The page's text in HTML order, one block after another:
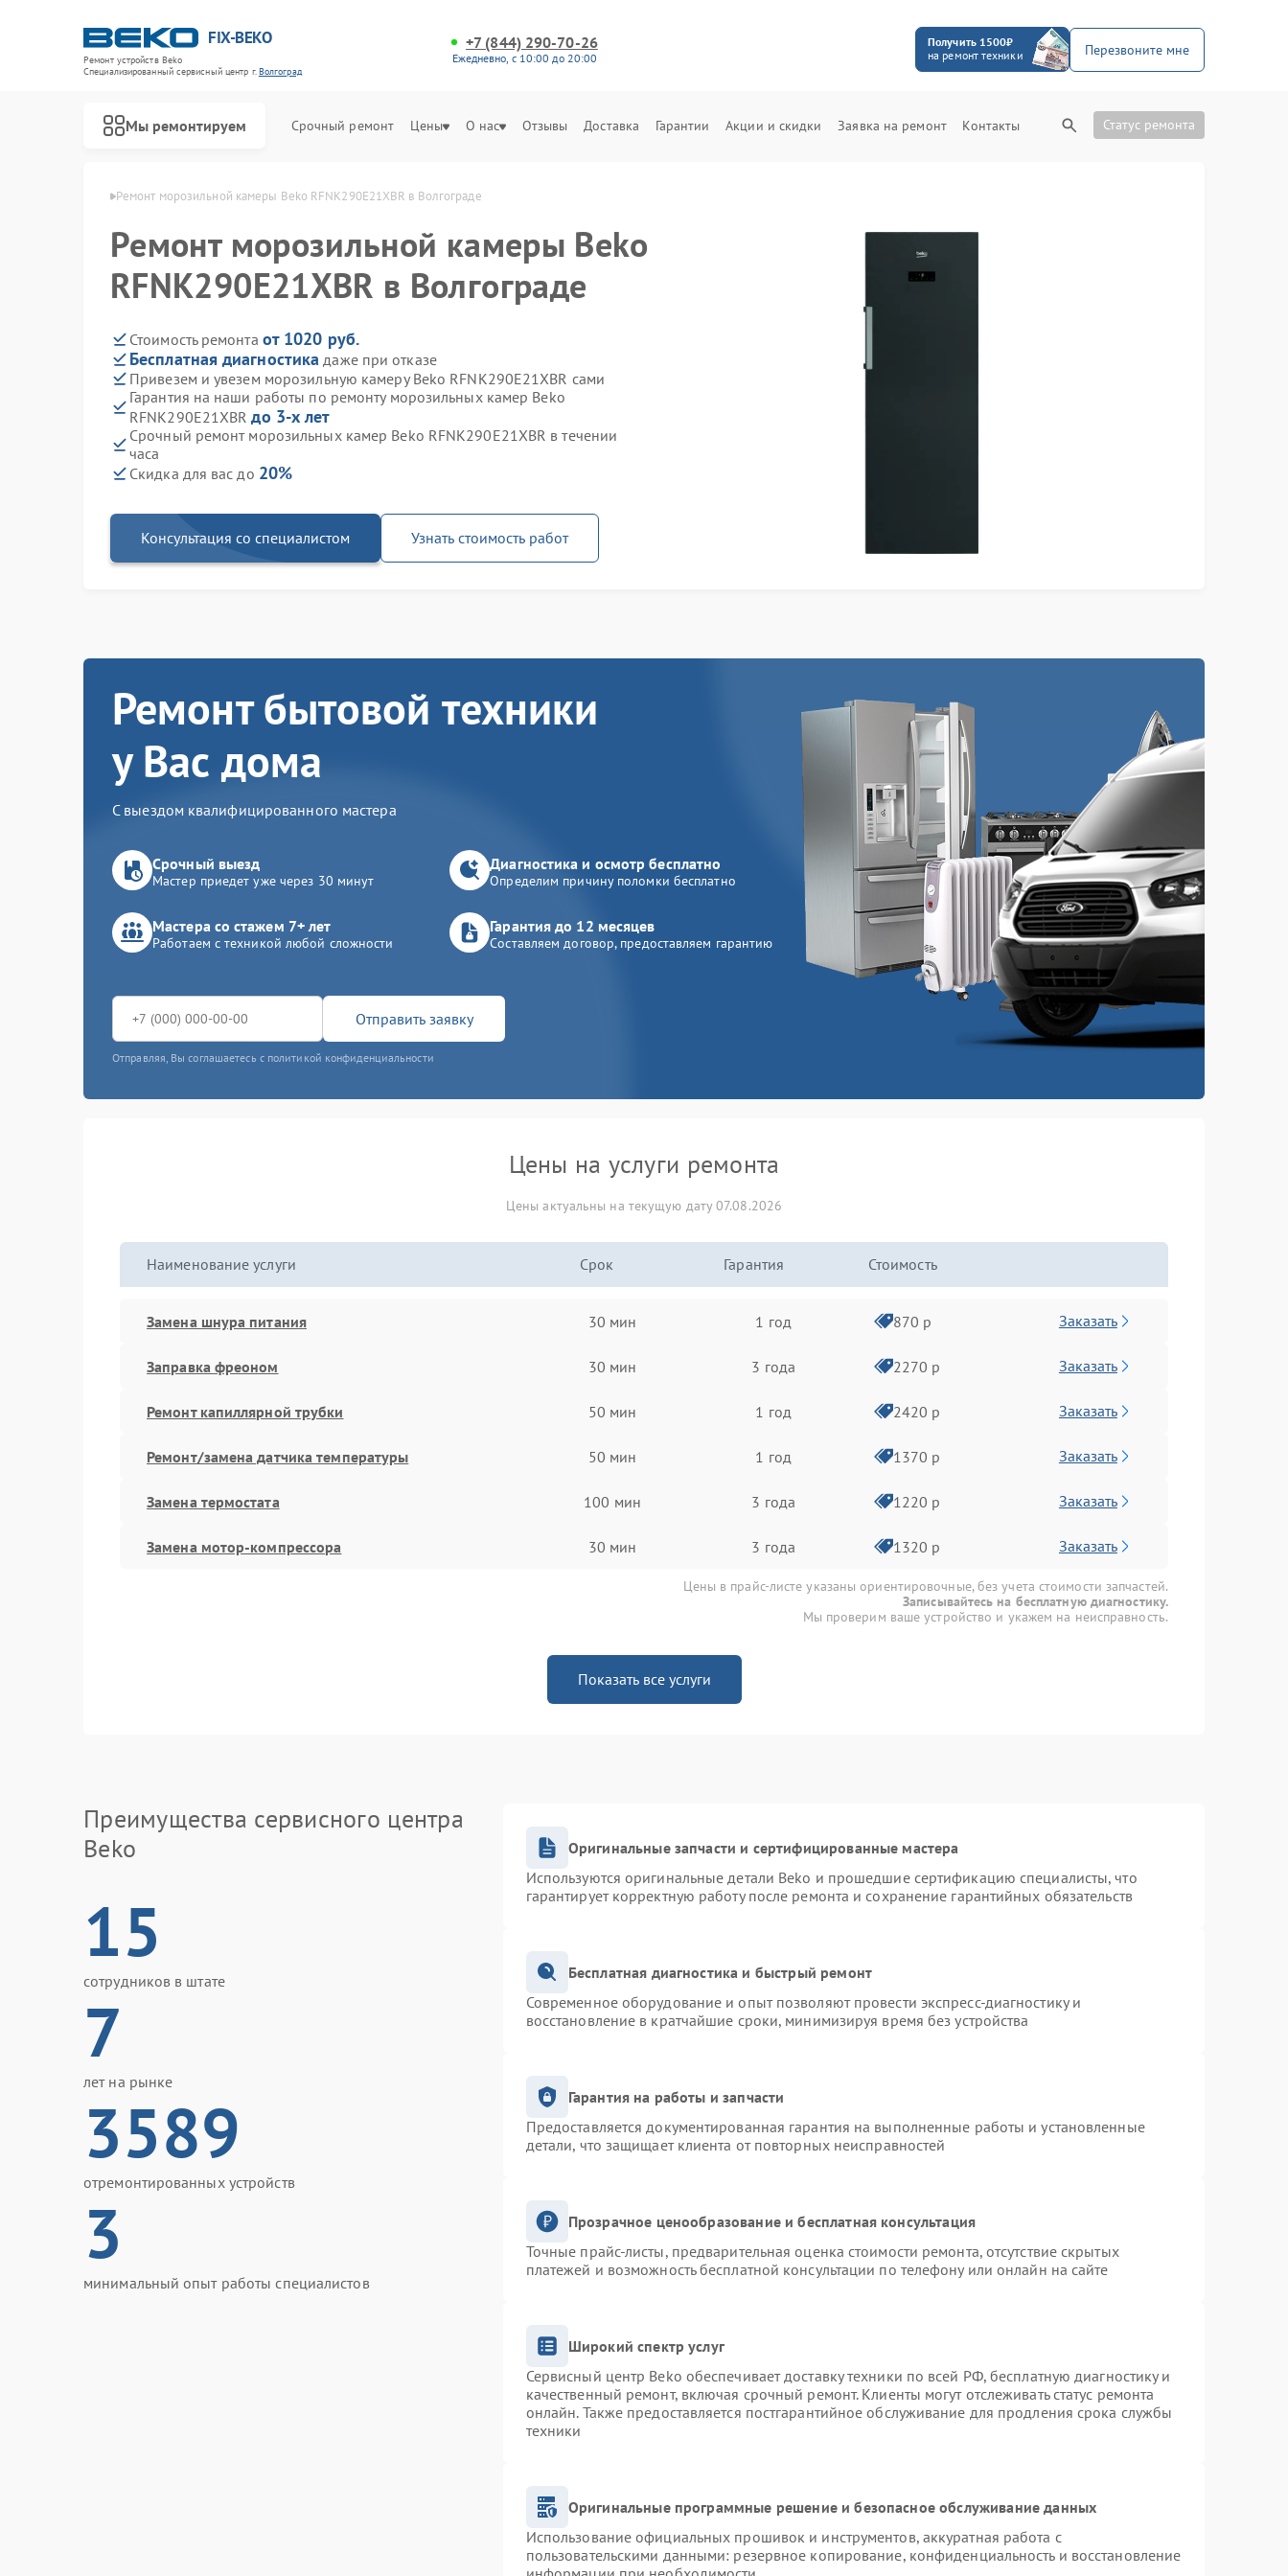
FIX-BEKO
Ремонт устройств Beko
Специализированный cервисный центр г.Волгоград
+7 (844) 290-70-26
Ежедневно, с 10:00 до 20:00
Получить 1500₽
на ремонт техники
Перезвоните мне
Мы ремонтируем Срочный ремонт Цены О нас Отзывы Доставка Гарантии Акции и скидки Заявка на ремонт Контакты Статус ремонта
Ремонт морозильной камеры Beko RFNK290E21XBR в Волгограде
Ремонт морозильной камеры Beko
RFNK290E21XBR в Волгограде
Стоимость ремонта от 1020 руб.
Бесплатная диагностика даже при отказе
Привезем и увезем морозильную камеру Beko RFNK290E21XBR сами
Гарантия на наши работы по ремонту морозильных камер Beko
RFNK290E21XBRдо 3-х лет
Срочный ремонт морозильных камер Beko RFNK290E21XBR в течении
часа
Скидка для вас до 20%
Консультация со специалистом Узнать стоимость работ
Ремонт бытовой техники
у Вас дома
С выездом квалифицированного мастера
Срочный выезд
Мастер приедет уже через 30 минут
Диагностика и осмотр бесплатно
Определим причину поломки бесплатно
Мастера со стажем 7+ лет
Работаем с техникой любой сложности
Гарантия до 12 месяцев
Составляем договор, предоставляем гарантию
Отправить заявку
Отправляя, Вы соглашаетесь с политикой конфиденциальности
Цены на услуги ремонта
Цены актуальны на текущую дату 07.08.2026
Наименование услуги Срок Гарантия Стоимость
Замена шнура питания 30 мин 1 год 870 р Заказать
Заправка фреоном 30 мин 3 года 2270 р Заказать
Ремонт капиллярной трубки 50 мин 1 год 2420 р Заказать
Ремонт/замена датчика температуры 50 мин 1 год 1370 р Заказать
Замена термостата 100 мин 3 года 1220 р Заказать
Замена мотор-компрессора 30 мин 3 года 1320 р Заказать
Цены в прайс-листе указаны ориентировочные, без учета стоимости запчастей.
Записывайтесь на бесплатную диагностику.
Мы проверим ваше устройство и укажем на неисправность.
Показать все услуги
Преимущества сервисного центра
Beko
15
сотрудников в штате
7
лет на рынке
3589
отремонтированных устройств
3
минимальный опыт работы специалистов
Оригинальные запчасти и сертифицированные мастера
Используются оригинальные детали Beko и прошедшие сертификацию специалисты, что
гарантирует корректную работу после ремонта и сохранение гарантийных обязательств
Бесплатная диагностика и быстрый ремонт
Современное оборудование и опыт позволяют провести экспресс-диагностику и
восстановление в кратчайшие сроки, минимизируя время без устройства
Гарантия на работы и запчасти
Предоставляется документированная гарантия на выполненные работы и установленные
детали, что защищает клиента от повторных неисправностей
Прозрачное ценообразование и бесплатная консультация
Точные прайс-листы, предварительная оценка стоимости ремонта, отсутствие скрытых
платежей и возможность бесплатной консультации по телефону или онлайн на сайте
Широкий спектр услуг
Сервисный центр Beko обеспечивает доставку техники по всей РФ, бесплатную диагностику и
качественный ремонт, включая срочный ремонт. Клиенты могут отслеживать статус ремонта
онлайн. Также предоставляется постгарантийное обслуживание для продления срока службы
техники
Оригинальные программные решение и безопасное обслуживание данных
Использование официальных прошивок и инструментов, аккуратная работа с
пользовательскими данными: резервное копирование, конфиденциальность и восстановление